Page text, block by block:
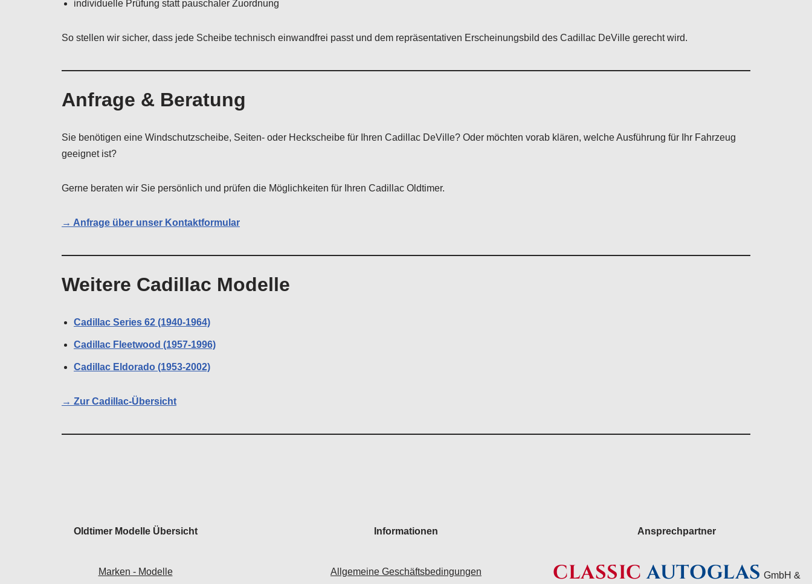
individuelle Prüfung statt pauschaler Zuordnung
So stellen wir sicher, dass jede Scheibe technisch einwandfrei passt und dem repräsentativen Erscheinungsbild des Cadillac DeVille gerecht wird.
Anfrage & Beratung
Sie benötigen eine Windschutzscheibe, Seiten- oder Heckscheibe für Ihren Cadillac DeVille? Oder möchten vorab klären, welche Ausführung für Ihr Fahrzeug
geeignet ist?
Gerne beraten wir Sie persönlich und prüfen die Möglichkeiten für Ihren Cadillac Oldtimer.
→ Anfrage über unser Kontaktformular
Weitere Cadillac Modelle
Cadillac Series 62 (1940-1964)
Cadillac Fleetwood (1957-1996)
Cadillac Eldorado (1953-2002)
→ Zur Cadillac-Übersicht
Oldtimer Modelle Übersicht
Marken - Modelle
Informationen
Allgemeine Geschäftsbedingungen
Ansprechpartner
CLASSIC AUTOGLAS GmbH &